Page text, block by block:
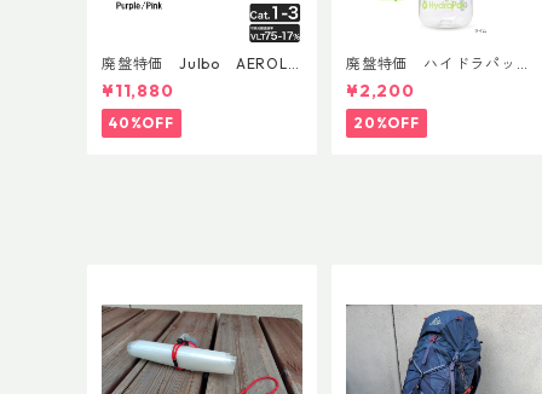
廃盤特価 Julbo AEROLIT
E AsianFit
¥11,880
40%OFF
廃盤特価 ハイドラパッ
ク リーコン ツイスト＆シ
ップ 500ml
¥2,200
20%OFF